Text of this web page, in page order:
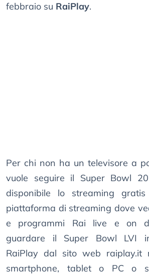
febbraio su RaiPlay.
Per chi non ha un televisore a
vuole seguire il Super Bowl
disponibile lo streaming
piattaforma di streaming dove
e programmi Rai live e on
guardare il Super Bowl LVI
RaiPlay dal sito web raiplay.it
smartphone, tablet o PC o